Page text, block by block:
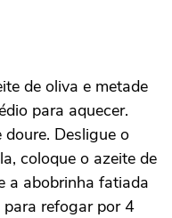
de oliva e metade
para aquecer.
Desligue o
coloque o azeite de
a abobrinha fatiada
refogar por 4